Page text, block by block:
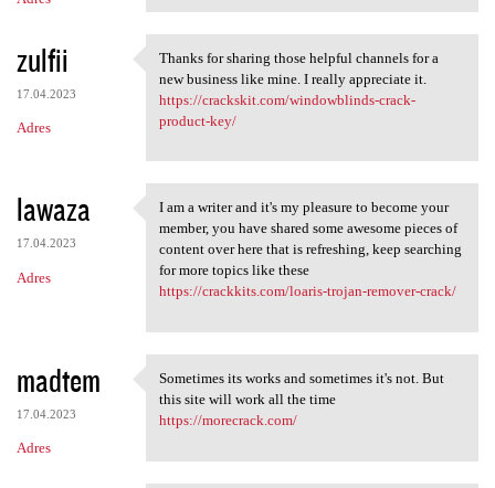
zulfii
17.04.2023
Adres
Thanks for sharing those
Thanks for sharing those helpful channels for a
new business like mine. I really appreciate it.
https://crackskit.com/windowblinds-crack-
product-key/
lawaza
17.04.2023
Adres
I am a writer and it's my
I am a writer and it's my pleasure to become your
member, you have shared some awesome pieces of
content over here that is refreshing, keep searching
for more topics like these
https://crackkits.com/loaris-trojan-remover-crack/
madtem
17.04.2023
Adres
Sometimes its works and
Sometimes its works and sometimes it's not. But
this site will work all the time
https://morecrack.com/